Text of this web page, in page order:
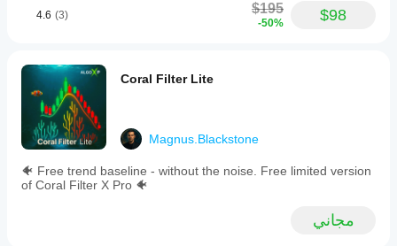
4.6 (3) $195
-50% $98
Coral Filter Lite
Magnus.Blackstone
🐠 Free trend baseline - without the noise. Free limited version
of Coral Filter X Pro 🐠
مجاني